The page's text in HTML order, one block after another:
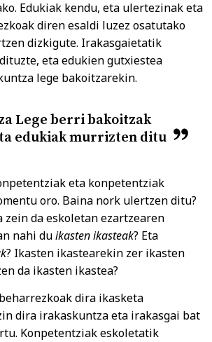
Edukiak kendu, eta ulertezinak eta
diren esaldi luzez osatutako
dizkigute. Irakasgaietatik
eta edukien gutxiestea
lege bakoitzarekin.
Lege berri bakoitzak
edukiak murrizten ditu
eta konpetentziak
oro. Baina nork ulertzen ditu?
zein da eskoletan ezartzearen
nahi duikasten ikasteak? Eta
? Ikasten ikastearekin zer ikasten
da ikasten ikastea?
dira ikasketa
dira irakaskuntza eta irakasgai bat
Konpetentziak eskoletatik